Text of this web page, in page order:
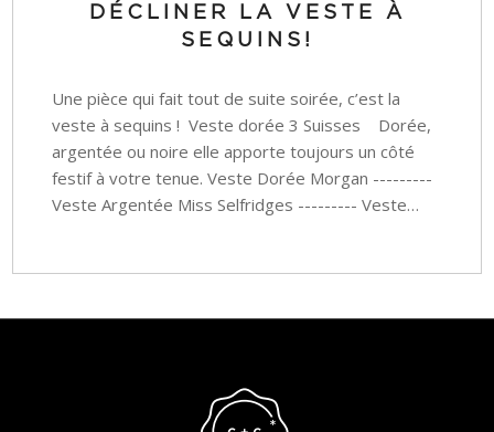
DÉCLINER LA VESTE À
SEQUINS!
Une pièce qui fait tout de suite soirée, c’est la
veste à sequins ! Veste dorée 3 Suisses Dorée,
argentée ou noire elle apporte toujours un côté
festif à votre tenue. Veste Dorée Morgan ---------
Veste Argentée Miss Selfridges --------- Veste…